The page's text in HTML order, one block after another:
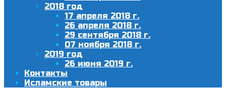
2018 год
17 апреля 2018 г.
26 апреля 2018 г.
29 сентября 2018 г.
07 ноября 2018 г.
2019 год
26 июня 2019 г.
Контакты
Исламские товары